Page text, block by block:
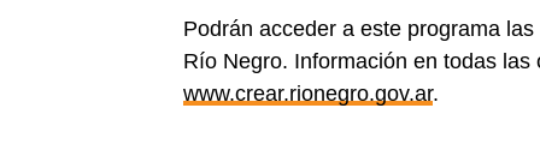
Podrán acceder a este programa
Río Negro. Información en todas
www.crear.rionegro.gov.ar.